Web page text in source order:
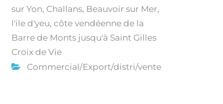
sur Yon, Challans, Beauvoir sur Mer,
l'ile d'yeu, côte vendéenne de la
Barre de Monts jusqu'à Saint Gilles
Croix de Vie
Commercial/Export/distri/vente